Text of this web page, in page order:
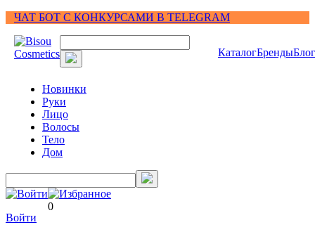
ЧАТ БОТ С КОНКУРСАМИ В TELEGRAM
КаталогБрендыБлог
Новинки
Руки
Лицо
Волосы
Тело
Дом
Войти
0